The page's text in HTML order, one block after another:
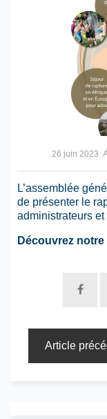
26 juin 2023
L’assemblée
de présenter le
administrateurs et
Découvrez
Article